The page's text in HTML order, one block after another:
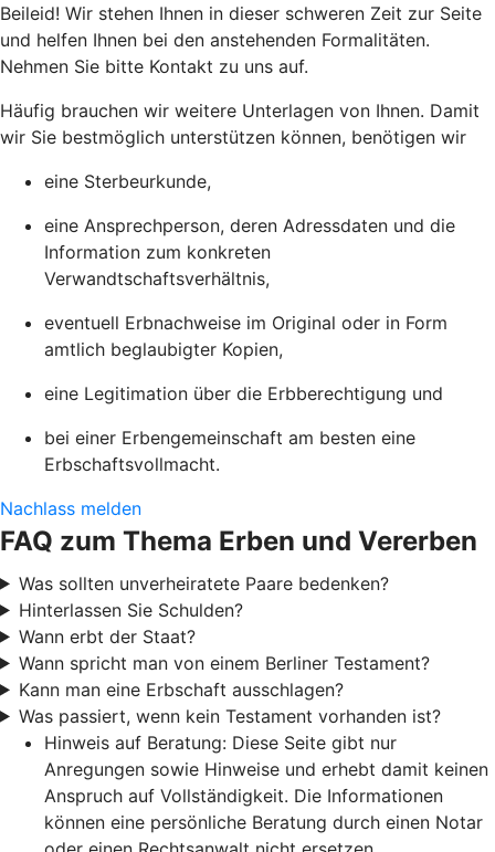
Beileid! Wir stehen Ihnen in dieser schweren Zeit zur Seite
und helfen Ihnen bei den anstehenden Formalitäten.
Nehmen Sie bitte Kontakt zu uns auf.
Häufig brauchen wir weitere Unterlagen von Ihnen. Damit
wir Sie bestmöglich unterstützen können, benötigen wir
eine Sterbeurkunde,
eine Ansprechperson, deren Adressdaten und die
Information zum konkreten
Verwandtschaftsverhältnis,
eventuell Erbnachweise im Original oder in Form
amtlich beglaubigter Kopien,
eine Legitimation über die Erbberechtigung und
bei einer Erbengemeinschaft am besten eine
Erbschaftsvollmacht.
Nachlass melden
FAQ zum Thema Erben und Vererben
Was sollten unverheiratete Paare bedenken?
Hinterlassen Sie Schulden?
Wann erbt der Staat?
Wann spricht man von einem Berliner Testament?
Kann man eine Erbschaft ausschlagen?
Was passiert, wenn kein Testament vorhanden ist?
Hinweis auf Beratung: Diese Seite gibt nur
Anregungen sowie Hinweise und erhebt damit keinen
Anspruch auf Vollständigkeit. Die Informationen
können eine persönliche Beratung durch einen Notar